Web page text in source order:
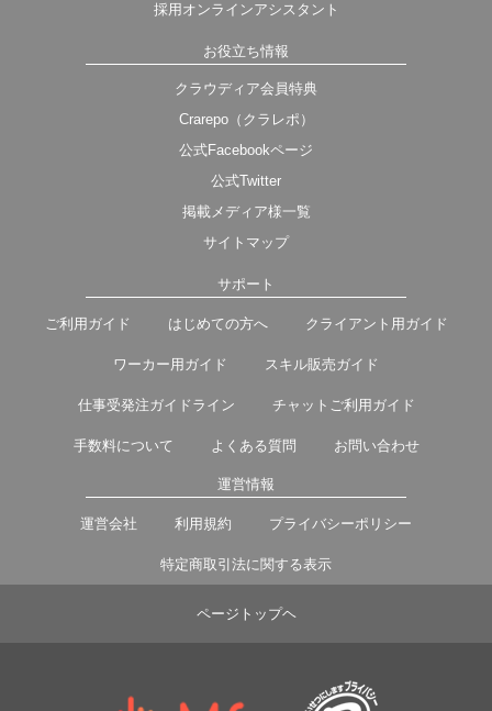
採用オンラインアシスタント
お役立ち情報
クラウディア会員特典
Crarepo（クラレポ）
公式Facebookページ
公式Twitter
掲載メディア様一覧
サイトマップ
サポート
ご利用ガイド はじめての方へ クライアント用ガイド
ワーカー用ガイド スキル販売ガイド
仕事受発注ガイドライン チャットご利用ガイド
手数料について よくある質問 お問い合わせ
運営情報
運営会社 利用規約 プライバシーポリシー
特定商取引法に関する表示
ページトップヘ